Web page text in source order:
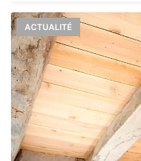
ACTUALITÉ